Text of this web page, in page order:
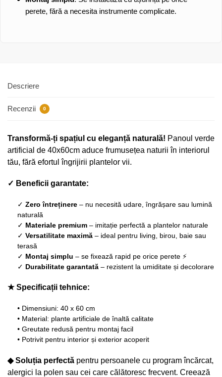
perete, fără a necesita instrumente complicate.
Descriere
Recenzii 0
Transformă-ți spațiul cu eleganță naturală! Panoul verde
artificial de 40x60cm aduce frumusețea naturii în interiorul
tău, fără efortul îngrijirii plantelor vii.
✓ Beneficii garantate:
✓ Zero întreținere – nu necesită udare, îngrășare sau lumină
naturală
✓ Materiale premium – imitație perfectă a plantelor naturale
✓ Versatilitate maximă – ideal pentru living, birou, baie sau
terasă
✓ Montaj simplu – se fixează rapid pe orice perete ⚡
✓ Durabilitate garantată – rezistent la umiditate și decolorare
★ Specificații tehnice:
• Dimensiuni: 40 x 60 cm
• Material: plante artificiale de înaltă calitate
• Greutate redusă pentru montaj facil
• Potrivit pentru interior și exterior acoperit
◆ Soluția perfectă pentru persoanele cu program încărcat,
alergici la polen sau cei care călătoresc frecvent. Creează